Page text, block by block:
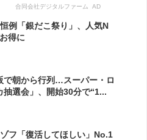
合同会社デジタルファーム AD
恒例「銀だこ祭り」、人気N
得に
で朝から行列…スーパー・ロ
抽選会」、開始30分で“1...
ゾフ「復活してほしい」No.1